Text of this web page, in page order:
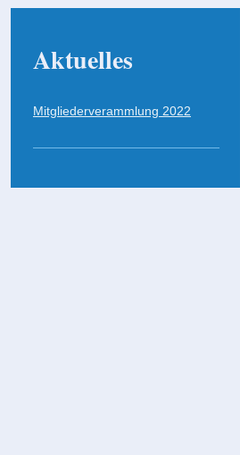
Aktuelles
Mitgliederverammlung 2022